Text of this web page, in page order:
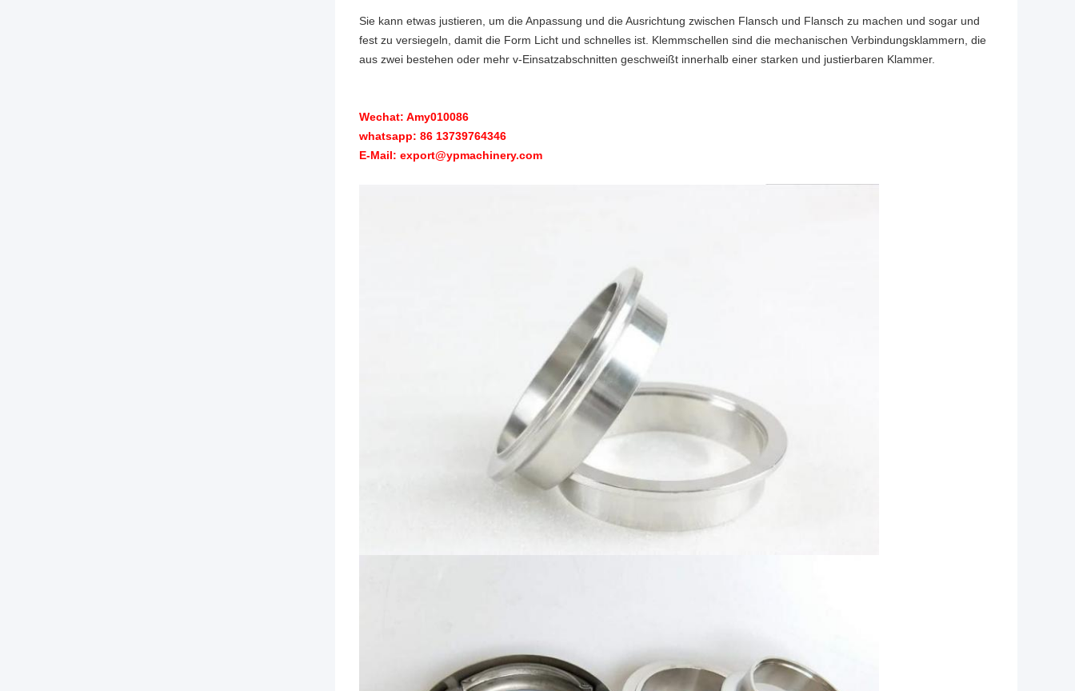
Sie kann etwas justieren, um die Anpassung und die Ausrichtung zwischen Flansch und Flansch zu machen und sogar und
fest zu versiegeln, damit die Form Licht und schnelles ist. Klemmschellen sind die mechanischen Verbindungsklammern, die
aus zwei bestehen oder mehr v-Einsatzabschnitten geschweißt innerhalb einer starken und justierbaren Klammer.
Wechat: Amy010086
whatsapp: 86 13739764346
E-Mail: export@ypmachinery.com